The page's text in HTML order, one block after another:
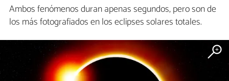
Ambos fenómenos duran apenas segundos, pero son de
los más fotografiados en los eclipses solares totales.